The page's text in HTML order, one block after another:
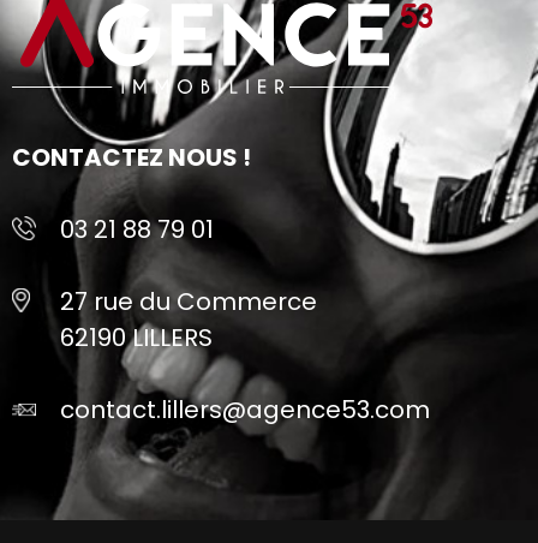
CONTACTEZ NOUS !
03 21 88 79 01
27 rue du Commerce
62190 LILLERS
contact.lillers@agence53.com